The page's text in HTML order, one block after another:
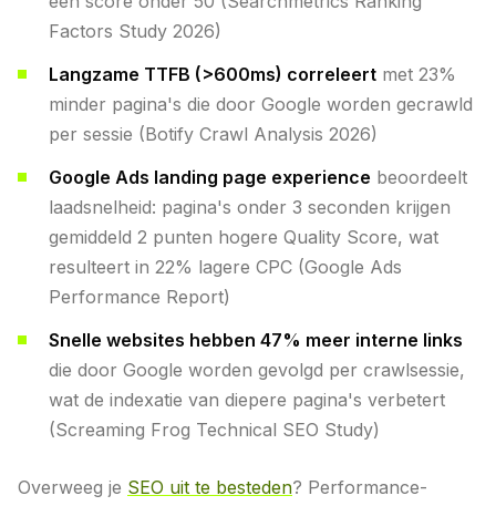
Factors Study 2026)
Langzame TTFB (>600ms) correleert met 23%
minder pagina's die door Google worden gecrawld
per sessie (Botify Crawl Analysis 2026)
Google Ads landing page experience beoordeelt
laadsnelheid: pagina's onder 3 seconden krijgen
gemiddeld 2 punten hogere Quality Score, wat
resulteert in 22% lagere CPC (Google Ads
Performance Report)
Snelle websites hebben 47% meer interne links
die door Google worden gevolgd per crawlsessie,
wat de indexatie van diepere pagina's verbetert
(Screaming Frog Technical SEO Study)
Overweeg je SEO uit te besteden? Performance-